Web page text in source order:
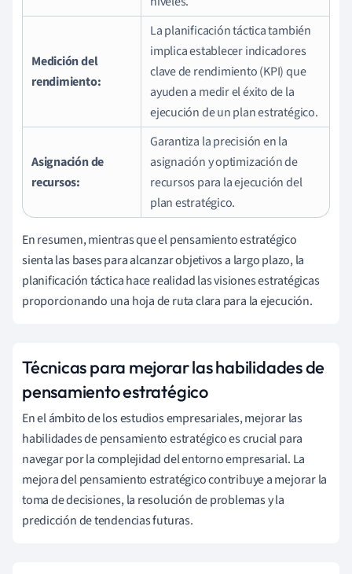
Medición del
rendimiento:
La planificación táctica también
implica establecer indicadores
clave de rendimiento (KPI) que
ayuden a medir el éxito de la
ejecución de un plan estratégico.
Asignación de
recursos:
Garantiza la precisión en la
asignación y optimización de
recursos para la ejecución del
plan estratégico.
En resumen, mientras que el pensamiento estratégico
sienta las bases para alcanzar objetivos a largo plazo, la
planificación táctica hace realidad las visiones estratégicas
proporcionando una hoja de ruta clara para la ejecución.
Técnicas para mejorar las habilidades de
pensamiento estratégico
En el ámbito de los estudios empresariales, mejorar las
habilidades de pensamiento estratégico es crucial para
navegar por la complejidad del entorno empresarial. La
mejora del pensamiento estratégico contribuye a mejorar la
toma de decisiones, la resolución de problemas y la
predicción de tendencias futuras.